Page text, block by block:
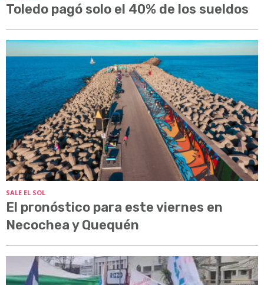
Toledo pagó solo el 40% de los sueldos
SALE EL SOL
El pronóstico para este viernes en
Necochea y Quequén